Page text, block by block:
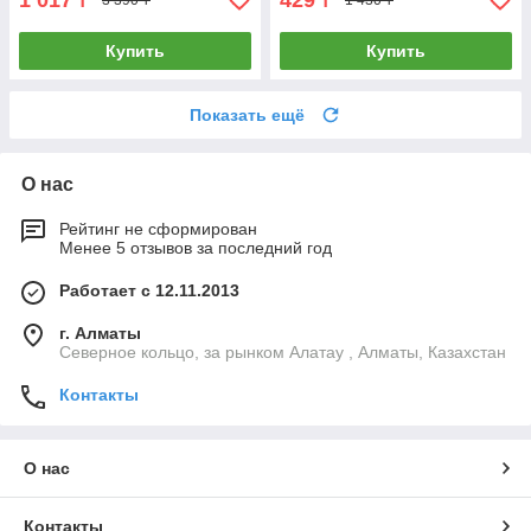
Купить Купить
Показать ещё
О нас
Рейтинг не сформирован
Менее 5 отзывов за последний год
Работает с 12.11.2013
г. Алматы
Северное кольцо, за рынком Алатау , Алматы, Казахстан
Контакты
О нас
Контакты